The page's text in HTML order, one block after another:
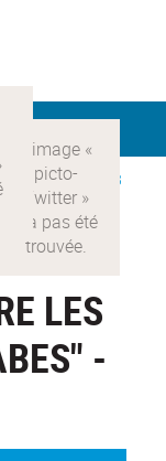
> Recherche >
8
LES
-